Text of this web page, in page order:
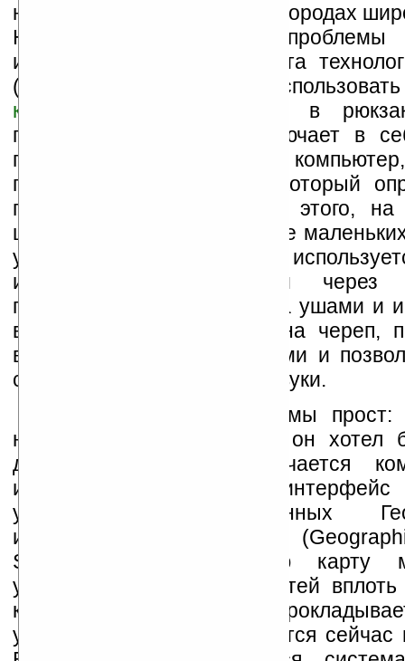
незрячих людей в больших городах
Новое решение этой проблемы
исследователи из Института
(США). Они предлагают
компьютер
, размещаемый в
пешехода. Компьютер включает в
приемника, сам мобильный
головы и тела, гироскоп который
поворота головы. Помимо этого, на
шлеме закрепляются четыре
управления компьютером
интерфейс, реализуемый через
гарнитуру, закрепляемую за ушами и
вибрации, передаваемые на череп,
всегда остаются свободными и
слышать окружающие его звуки.
Принцип работы системы прост:
называет место, куда бы он хотел
дальше в работу включается
использую беспроводной интерфейс
удаленной базы данных
информационной системы
System, GIS) подробную карту
указанием всех подробностей
кустов. По этой карте
учитывая точку, где находится сейчас